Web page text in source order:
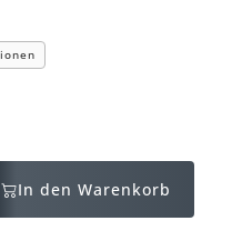
In den Warenkorb